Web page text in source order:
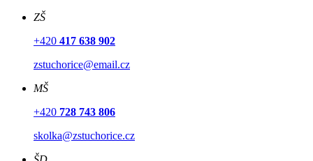
ZŠ
+420 417 638 902
zstuchorice@email.cz
MŠ
+420 728 743 806
skolka@zstuchorice.cz